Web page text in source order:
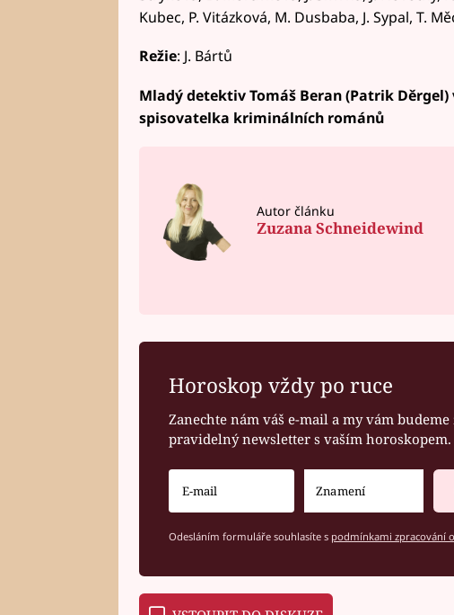
Kubec, P. Vitázková, M. Dusbaba, J. Sypal, T.
Režie: J. Bártů
Mladý detektiv Tomáš Beran (Patrik
spisovatelka kriminálních románů
Autor článku
Zuzana Schneidewind
Horoskop vždy po ruce
Zanechte nám váš e-mail a my vám budeme
pravidelný newsletter s vaším horoskopem.
Odesláním formuláře souhlasíte s podmínkami zpracování